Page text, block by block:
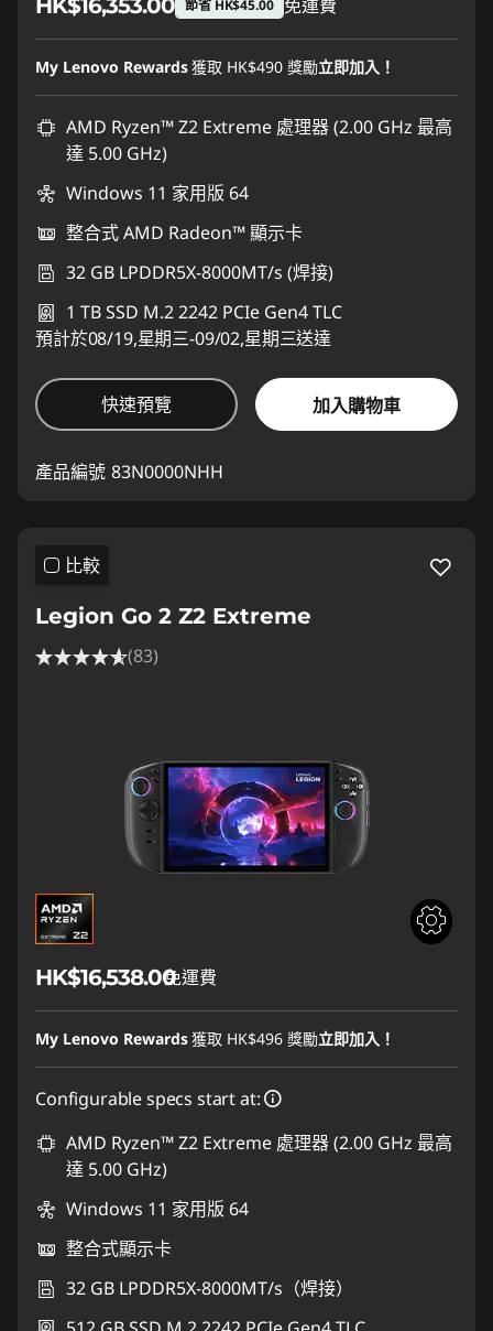
HK$16,353.00 節省 HK$45.00
免運費
即省 :-HK$45.00
My Lenovo Rewards獲取 HK$490 獎勵立即加入！
AMD Ryzen™ Z2 Extreme 處理器 (2.00 GHz 最高
達 5.00 GHz)
Windows 11 家用版 64
整合式 AMD Radeon™ 顯示卡
32 GB LPDDR5X-8000MT/s (焊接)
1 TB SSD M.2 2242 PCIe Gen4 TLC
預計於08/19,星期三-09/02,星期三送達
快速預覽 加入購物車
產品編號 83N0000NHH
比較
Legion Go 2 Z2 Extreme
(83)
HK$16,538.00免運費
My Lenovo Rewards獲取 HK$496 獎勵立即加入！
Configurable specs start at:
AMD Ryzen™ Z2 Extreme 處理器 (2.00 GHz 最高
達 5.00 GHz)
Windows 11 家用版 64
整合式顯示卡
32 GB LPDDR5X-8000MT/s（焊接）